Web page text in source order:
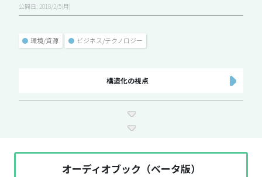
公開日: 2018/2/5(月)
● 環境/資源 ● ビジネス/テクノロジー
構造化の視点
オーディオブック（ベータ版）